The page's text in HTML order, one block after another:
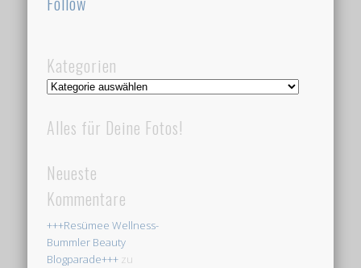
Kategorien
Kategorien
Alles für Deine Fotos!
Neueste
Kommentare
+++Resümee Wellness-
Bummler Beauty
Blogparade+++ zu